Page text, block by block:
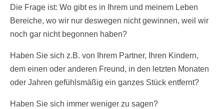
Die Frage ist: Wo gibt es in Ihrem und meinem Leben
Bereiche, wo wir nur deswegen nicht gewinnen, weil wir
noch gar nicht begonnen haben?
Haben Sie sich z.B. von Ihrem Partner, Ihren Kindern,
dem einen oder anderen Freund, in den letzten Monaten
oder Jahren gefühlsmäßig ein ganzes Stück entfernt?
Haben Sie sich immer weniger zu sagen?